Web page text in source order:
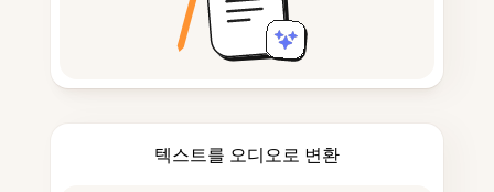
텍스트를 오디오로 변환